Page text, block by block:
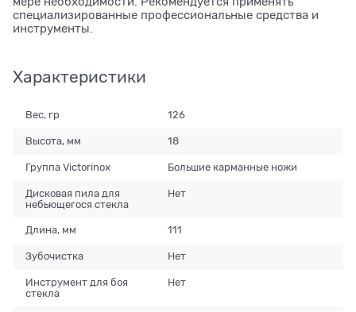
специализированные профессиональные средства и
инструменты.
Характеристики
Вес, гр 126
Высота, мм 18
Группа Victorinox Большие карманные ножи
Дисковая пила для
небьющегося стекла
Нет
Длина, мм 111
Зубочистка Нет
Инструмент для боя
стекла
Нет